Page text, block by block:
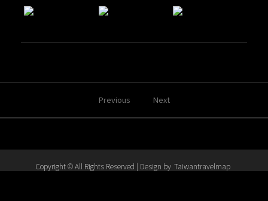
Previous Next
Copyright © All Rights Reserved | Design by Taiwantravelmap